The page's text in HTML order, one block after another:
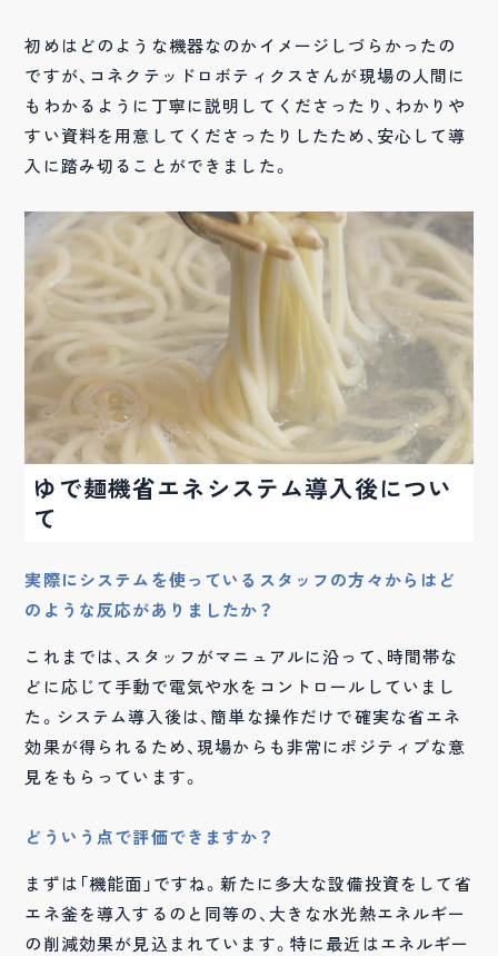
初めはどのような機器なのかイメージしづらかったの
ですが、コネクテッドロボティクスさんが現場の人間に
もわかるように丁寧に説明してくださったり、わかりや
すい資料を用意してくださったりしたため、安心して導
入に踏み切ることができました。
ゆで麺機省エネシステム導入後につい
て
実際にシステムを使っているスタッフの方々からはど
のような反応がありましたか？
これまでは、スタッフがマニュアルに沿って、時間帯な
どに応じて手動で電気や水をコントロールしていまし
た。システム導入後は、簡単な操作だけで確実な省エネ
効果が得られるため、現場からも非常にポジティブな意
見をもらっています。
どういう点で評価できますか？
まずは「機能面」ですね。新たに多大な設備投資をして省
エネ釜を導入するのと同等の、大きな水光熱エネルギー
の削減効果が見込まれています。特に最近はエネルギー